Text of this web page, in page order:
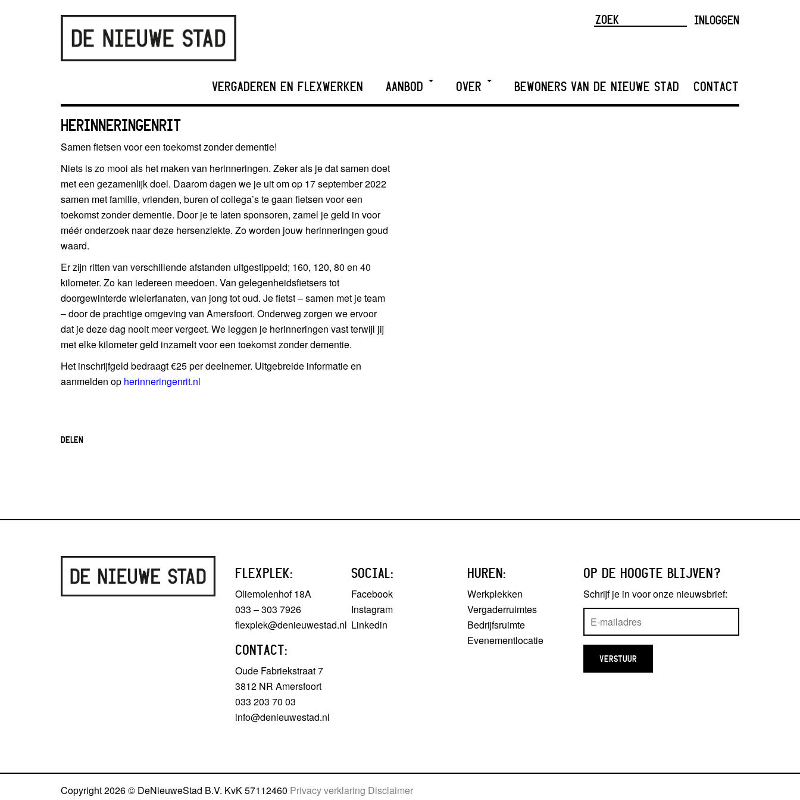
INLOGGEN
VERGADEREN EN FLEXWERKEN AANBOD OVER BEWONERS VAN DE NIEUWE STAD CONTACT
HERINNERINGENRIT
Samen fietsen voor een toekomst zonder dementie!
Niets is zo mooi als het maken van herinneringen. Zeker als je dat samen doet
met een gezamenlijk doel. Daarom dagen we je uit om op 17 september 2022
samen met familie, vrienden, buren of collega’s te gaan fietsen voor een
toekomst zonder dementie. Door je te laten sponsoren, zamel je geld in voor
méér onderzoek naar deze hersenziekte. Zo worden jouw herinneringen goud
waard.
Er zijn ritten van verschillende afstanden uitgestippeld; 160, 120, 80 en 40
kilometer. Zo kan iedereen meedoen. Van gelegenheidsfietsers tot
doorgewinterde wielerfanaten, van jong tot oud. Je fietst – samen met je team
– door de prachtige omgeving van Amersfoort. Onderweg zorgen we ervoor
dat je deze dag nooit meer vergeet. We leggen je herinneringen vast terwijl jij
met elke kilometer geld inzamelt voor een toekomst zonder dementie.
Het inschrijfgeld bedraagt €25 per deelnemer. Uitgebreide informatie en
aanmelden op herinneringenrit.nl
DELEN
FLEXPLEK:
Oliemolenhof 18A
033 – 303 7926
flexplek@denieuwestad.nl
CONTACT:
Oude Fabriekstraat 7
3812 NR Amersfoort
033 203 70 03
info@denieuwestad.nl
SOCIAL:
Facebook
Instagram
Linkedin
HUREN:
Werkplekken
Vergaderruimtes
Bedrijfsruimte
Evenementlocatie
OP DE HOOGTE BLIJVEN?
Schrijf je in voor onze nieuwsbrief:
Copyright 2026 © DeNieuweStad B.V. KvK 57112460 Privacy verklaring Disclaimer